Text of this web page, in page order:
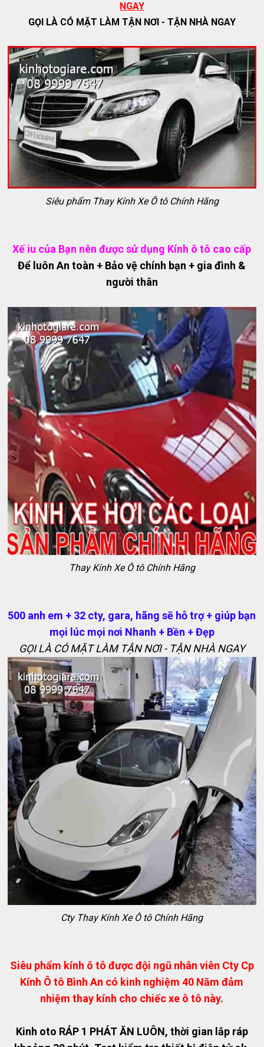
NGAY
GỌI LÀ CÓ MẶT LÀM TẬN NƠI - TẬN NHÀ NGAY
Siêu phẩm Thay Kính Xe Ô tô Chính Hãng
Xế iu của Bạn nên được sử dụng Kính ô tô cao cấp
Để luôn An toàn + Bảo vệ chính bạn + gia đình &
người thân
Thay Kính Xe Ô tô Chính Hãng
500 anh em + 32 cty, gara, hãng sẽ hỗ trợ + giúp bạn
mọi lúc mọi nơi Nhanh + Bền + Đẹp
GỌI LÀ CÓ MẶT LÀM TẬN NƠI - TẬN NHÀ NGAY
Cty Thay Kính Xe Ô tô Chính Hãng
Siêu phẩm kính ô tô được đội ngũ nhân viên Cty Cp
Kính Ô tô Bình An có kinh nghiệm 40 Năm đảm
nhiệm thay kính cho chiếc xe ô tô này.
Kinh oto RÁP 1 PHÁT ĂN LUÔN, thời gian lắp ráp